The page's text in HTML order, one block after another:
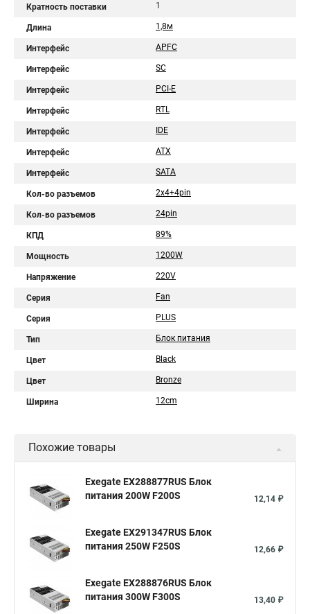
Кратность поставки 1
Длина 1,8м
Интерфейс APFC
Интерфейс SC
Интерфейс PCI-E
Интерфейс RTL
Интерфейс IDE
Интерфейс ATX
Интерфейс SATA
Кол-во разъемов 2x4+4pin
Кол-во разъемов 24pin
КПД 89%
Мощность 1200W
Напряжение 220V
Серия Fan
Серия PLUS
Тип Блок питания
Цвет Black
Цвет Bronze
Ширина 12cm
Похожие товары
Exegate EX288877RUS Блок
питания 200W F200S
12,14 ₽
Exegate EX291347RUS Блок
питания 250W F250S
12,66 ₽
Exegate EX288876RUS Блок
питания 300W F300S
13,40 ₽